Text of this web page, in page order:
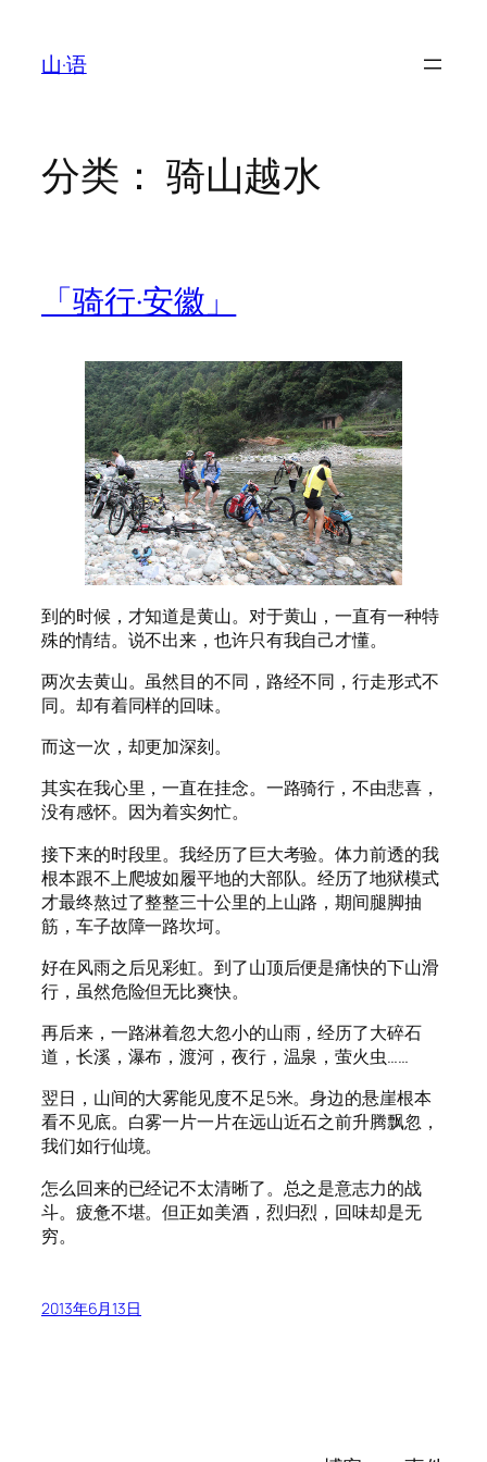
山·语
分类： 骑山越水
「骑行·安徽」
到的时候，才知道是黄山。对于黄山，一直有一种特
殊的情结。说不出来，也许只有我自己才懂。
两次去黄山。虽然目的不同，路经不同，行走形式不
同。却有着同样的回味。
而这一次，却更加深刻。
其实在我心里，一直在挂念。一路骑行，不由悲喜，
没有感怀。因为着实匆忙。
接下来的时段里。我经历了巨大考验。体力前透的我
根本跟不上爬坡如履平地的大部队。经历了地狱模式
才最终熬过了整整三十公里的上山路，期间腿脚抽
筋，车子故障一路坎坷。
好在风雨之后见彩虹。到了山顶后便是痛快的下山滑
行，虽然危险但无比爽快。
再后来，一路淋着忽大忽小的山雨，经历了大碎石
道，长溪，瀑布，渡河，夜行，温泉，萤火虫……
翌日，山间的大雾能见度不足5米。身边的悬崖根本
看不见底。白雾一片一片在远山近石之前升腾飘忽，
我们如行仙境。
怎么回来的已经记不太清晰了。总之是意志力的战
斗。疲惫不堪。但正如美酒，烈归烈，回味却是无
穷。
2013年6月13日